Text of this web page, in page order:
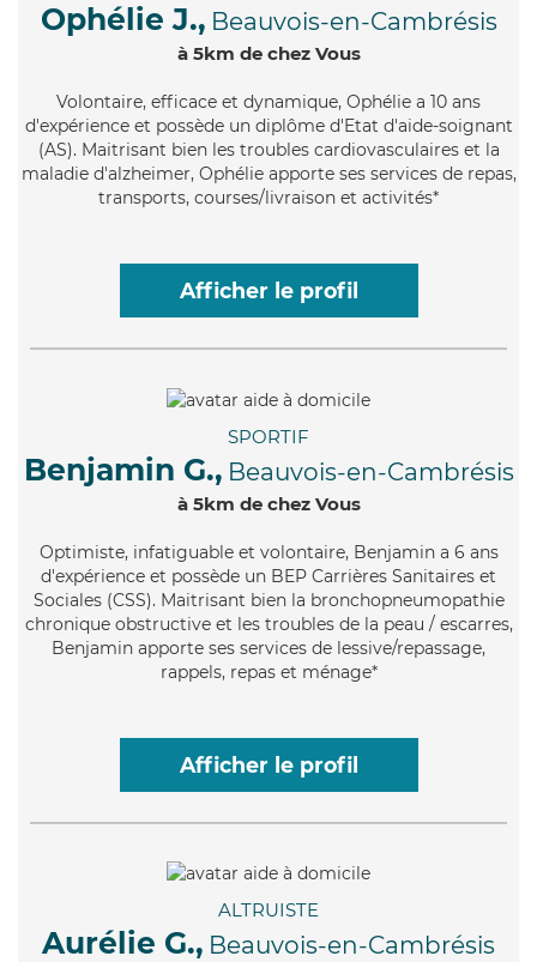
Ophélie J., Beauvois-en-Cambrésis
à 5km de chez Vous
Volontaire, efficace et dynamique, Ophélie a 10 ans
d'expérience et possède un diplôme d'Etat d'aide-soignant
(AS). Maitrisant bien les troubles cardiovasculaires et la
maladie d'alzheimer, Ophélie apporte ses services de repas,
transports, courses/livraison et activités*
Afficher le profil
SPORTIF
Benjamin G., Beauvois-en-Cambrésis
à 5km de chez Vous
Optimiste, infatiguable et volontaire, Benjamin a 6 ans
d'expérience et possède un BEP Carrières Sanitaires et
Sociales (CSS). Maitrisant bien la bronchopneumopathie
chronique obstructive et les troubles de la peau / escarres,
Benjamin apporte ses services de lessive/repassage,
rappels, repas et ménage*
Afficher le profil
ALTRUISTE
Aurélie G., Beauvois-en-Cambrésis